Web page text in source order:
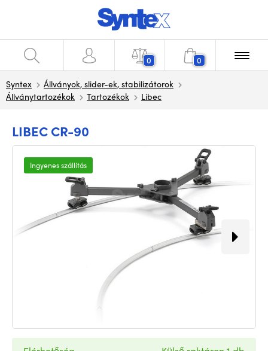
0 0
Syntex
Állványok, slider-ek, stabilizátorok
Állványtartozékok
Tartozékok Libec
LIBEC CR-90
Ingyenes szállítás